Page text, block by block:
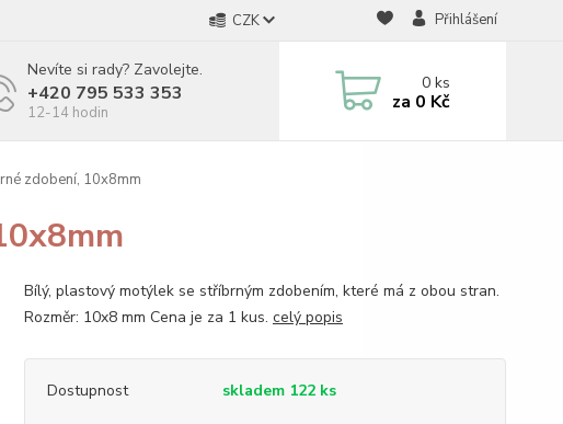
CZK Přihlášení
Nevíte si rady? Zavolejte.
+420 795 533 353
12-14 hodin
0ks
za 0 Kč
zdobení, 10x8mm
Bílý, plastový motýlek se stříbrným zdobením, které má z obou stran.
Rozměr: 10x8 mm Cena je za 1 kus. celý popis
Dostupnost skladem 122 ks